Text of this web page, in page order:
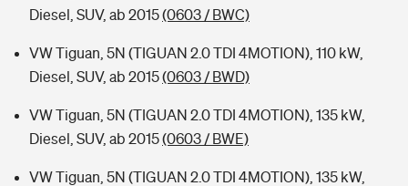
Diesel, SUV, ab 2015(0603 / BWC)
VW Tiguan, 5N (TIGUAN 2.0 TDI 4MOTION), 110 kW,
Diesel, SUV, ab 2015(0603 / BWD)
VW Tiguan, 5N (TIGUAN 2.0 TDI 4MOTION), 135 kW,
Diesel, SUV, ab 2015(0603 / BWE)
VW Tiguan, 5N (TIGUAN 2.0 TDI 4MOTION), 135 kW,